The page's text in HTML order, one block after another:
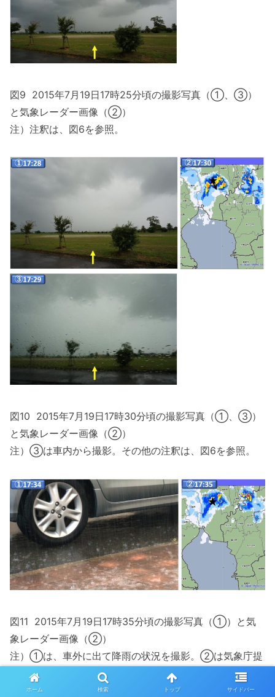
図9 2015年7月19日17時25分頃の撮影写真（①、③）
と気象レーダー画像（②）
注）注釈は、図6を参照。
図10 2015年7月19日17時30分頃の撮影写真（①、③）
と気象レーダー画像（②）
注）③は車内から撮影。その他の注釈は、図6を参照。
図11 2015年7月19日17時35分頃の撮影写真（①）と気
象レーダー画像（②）
注）①は、車外に出て降雨の状況を撮影。②は気象庁提
供。★は撮影地点を示す。
ホーム 検索 トップ サイドバー